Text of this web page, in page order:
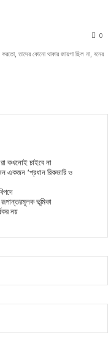
0
তাদের কোনো থাকার জায়গা ছিল না, বনের
কখনোই চাইবে না
একজন ‘প্রধান রিকভারি ও
রূপান্তরমূলক ভূমিকা
নয়